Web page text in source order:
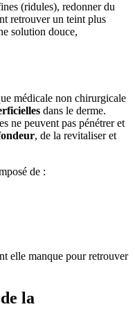
(ridules), redonner du
retrouver un teint plus
solution douce,
médicale non chirurgicale
dans le derme.
ne peuvent pas pénétrer et
, de la revitaliser et
de :
elle manque pour retrouver
la